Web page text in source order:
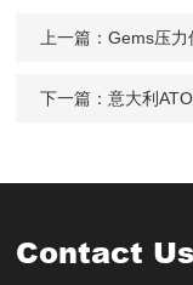
上一篇：Gems压
下一篇：意大利
Contact Us